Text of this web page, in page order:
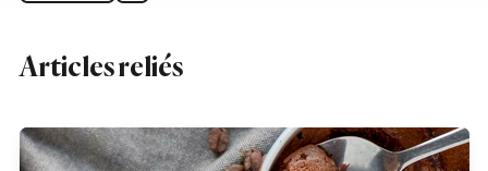
Articles reliés